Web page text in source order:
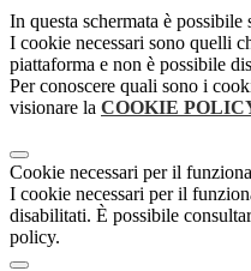
In questa schermata è
I cookie necessari sono quelli
piattaforma e non è possibile
Per conoscere quali sono i
visionare la COOKIE
Cookie necessari per il
I cookie necessari per il
disabilitati. È possibile
policy.